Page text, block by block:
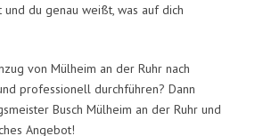
du genau weißt, was auf dich
von Mülheim an der Ruhr nach
professionell durchführen? Dann
Busch Mülheim an der Ruhr und
Angebot!